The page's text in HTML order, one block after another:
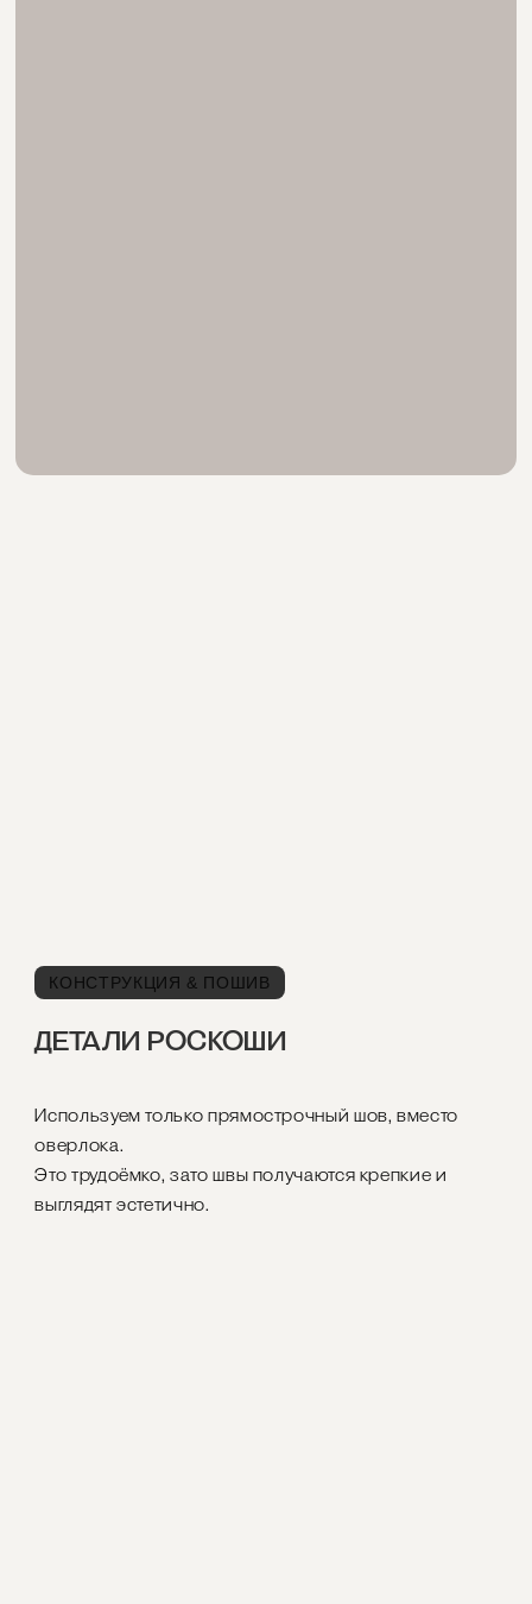
КОНСТРУКЦИЯ & ПОШИВ
ДЕТАЛИ РОСКОШИ
Используем только прямострочный шов, вместо
оверлока.
Это трудоёмко, зато швы получаются крепкие и
выглядят эстетично.